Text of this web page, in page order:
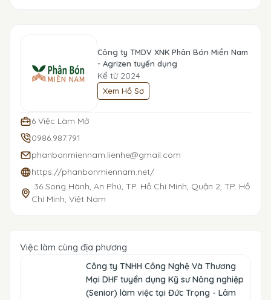
Công ty TMDV XNK Phân Bón Miền Nam
- Agrizen tuyển dụng
Kể từ 2024
Xem Hồ Sơ
6 Việc Làm Mở
0986.987.791
phanbonmiennam.lienhe@gmail.com
https://phanbonmiennam.net/
36 Song Hành, An Phú, TP. Hồ Chí Minh, Quận 2, TP. Hồ
Chí Minh, Việt Nam
Việc làm cùng địa phương
Công ty TNHH Công Nghệ Và Thương
Mại DHF tuyển dụng Kỹ sư Nông nghiệp
(Senior) làm việc tại Đức Trọng - Lâm